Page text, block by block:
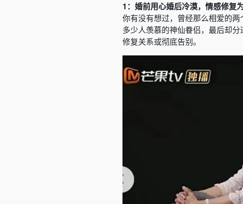
1：婚前用心婚后冷漠，情感修复
你有没有想过，曾经那么相爱的
多少人羡慕的神仙眷侣，最后却
修复关系或彻底告别。